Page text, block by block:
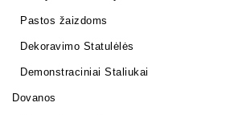
Pastos žaizdoms
Dekoravimo Statulėlės
Demonstraciniai Staliukai
Dovanos